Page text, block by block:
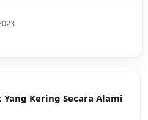
Kering Secara Alami